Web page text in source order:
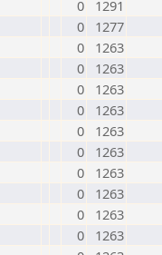
0
1291
0
1277
0
1263
0
1263
0
1263
0
1263
0
1263
0
1263
0
1263
0
1263
0
1263
0
1263